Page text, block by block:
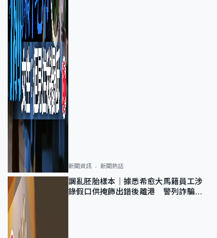
新聞資訊 新聞熱話
調亂胚胎樣本｜據悉希愈大馬籍員工涉
錄假口供掩飾出錯後離港 警列詐騙